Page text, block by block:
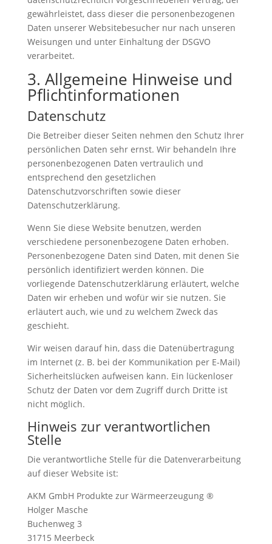
gewährleistet, dass dieser die personenbezogenen
Daten unserer Websitebesucher nur nach unseren
Weisungen und unter Einhaltung der DSGVO
verarbeitet.
3. Allgemeine Hinweise und
Pflicht­informationen
Datenschutz
Die Betreiber dieser Seiten nehmen den Schutz Ihrer
persönlichen Daten sehr ernst. Wir behandeln Ihre
personenbezogenen Daten vertraulich und
entsprechend den gesetzlichen
Datenschutzvorschriften sowie dieser
Datenschutzerklärung.
Wenn Sie diese Website benutzen, werden
verschiedene personenbezogene Daten erhoben.
Personenbezogene Daten sind Daten, mit denen Sie
persönlich identifiziert werden können. Die
vorliegende Datenschutzerklärung erläutert, welche
Daten wir erheben und wofür wir sie nutzen. Sie
erläutert auch, wie und zu welchem Zweck das
geschieht.
Wir weisen darauf hin, dass die Datenübertragung
im Internet (z. B. bei der Kommunikation per E-Mail)
Sicherheitslücken aufweisen kann. Ein lückenloser
Schutz der Daten vor dem Zugriff durch Dritte ist
nicht möglich.
Hinweis zur verantwortlichen
Stelle
Die verantwortliche Stelle für die Datenverarbeitung
auf dieser Website ist:
AKM GmbH Produkte zur Wärmeerzeugung ®
Holger Masche
Buchenweg 3
31715 Meerbeck